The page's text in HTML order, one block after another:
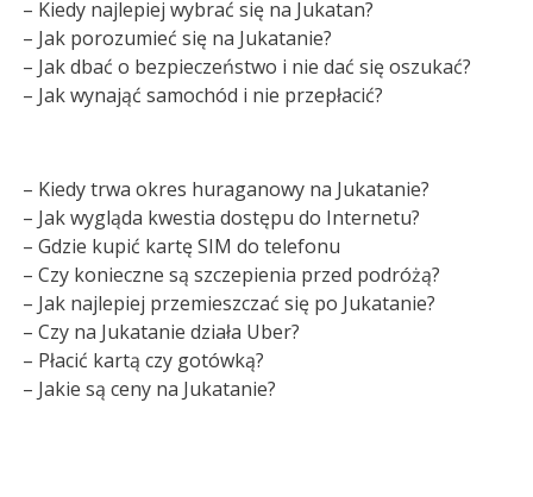
– Kiedy najlepiej wybrać się na Jukatan?
– Jak porozumieć się na Jukatanie?
– Jak dbać o bezpieczeństwo i nie dać się oszukać?
– Jak wynająć samochód i nie przepłacić?
– Kiedy trwa okres huraganowy na Jukatanie?
– Jak wygląda kwestia dostępu do Internetu?
– Gdzie kupić kartę SIM do telefonu
– Czy konieczne są szczepienia przed podróżą?
– Jak najlepiej przemieszczać się po Jukatanie?
– Czy na Jukatanie działa Uber?
– Płacić kartą czy gotówką?
– Jakie są ceny na Jukatanie?